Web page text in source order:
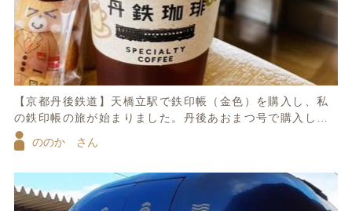
【京都丹後鉄道】天橋立駅で鉄印帳（金色）を購入し、私
の鉄印帳の旅が始まりました。丹後あおまつ号で購入した
珈琲美味しかったです！
ののか さん